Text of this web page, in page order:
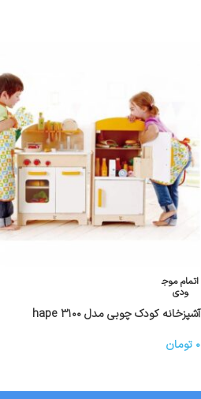
اتمام موج
ودی
آشپزخانه کودک چوبی مدل hape ۳۱۰۰
۰ تومان